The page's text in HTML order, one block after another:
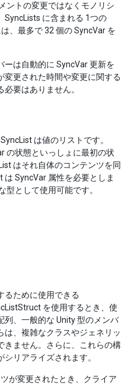
ントの変更ではなくモノリシ
SyncLists に含まれる 1つの
、最多で 32 個の SyncVar を
ーは自動的に SyncVar 更新を
変更された時間や変更に関する
要はありません。
は値のリストです。
の状態といっしょに最初の状
はそれ自体のコンテンツを同
SyncVar 属性を必要としま
型として使用可能です。
るために使用できる
を使用するとき、使
列、一般的な Unity 型のメンバ
は、複雑なクラスやジェネリッ
きません。さらに、これらの構
リアライズされます。
が変更されたとき、クライア